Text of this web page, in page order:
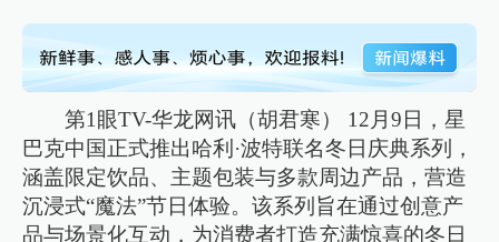
第1眼TV-华龙网讯（胡君寒） 12月9日，星
巴克中国正式推出哈利·波特联名冬日庆典系列，
涵盖限定饮品、主题包装与多款周边产品，营造
沉浸式“魔法”节日体验。该系列旨在通过创意产
品与场景化互动，为消费者打造充满惊喜的冬日